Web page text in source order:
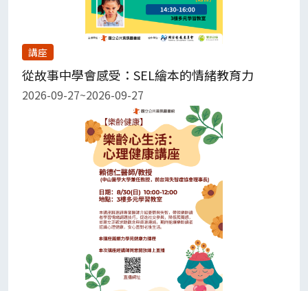
講座
從故事中學會感受：SEL繪本的情緒教育力
2026-09-27~2026-09-27